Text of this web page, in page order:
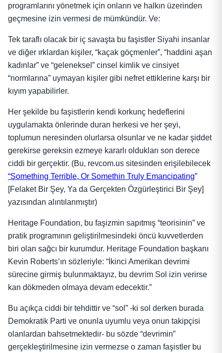
programlarını yönetmek için onların ve halkın üzerinden
geçmesine izin vermesi de mümkündür. Ve:
Tek taraflı olacak bir iç savaşta bu faşistler Siyahi insanlar
ve diğer ırklardan kişiler, “kaçak göçmenler”, “haddini aşan
kadınlar” ve “geleneksel” cinsel kimlik ve cinsiyet
“normlarına” uymayan kişiler gibi nefret ettiklerine karşı bir
kıyım yapabilirler.
Her şekilde bu faşistlerin kendi korkunç hedeflerini
uygulamakta önlerinde duran herkesi ve her şeyi,
toplumun neresinden olurlarsa olsunlar ve ne kadar şiddet
gerekirse gereksin ezmeye kararlı oldukları son derece
ciddi bir gerçektir. (Bu, revcom.us sitesinden erişilebilecek
“Something Terrible, Or Somethin Truly Emancipating”
[Felaket Bir Şey, Ya da Gerçekten Özgürleştirici Bir Şey]
yazısından alıntılanmıştır)
Heritage Foundation, bu faşizmin sapıtmış “teorisinin” ve
pratik programının geliştirilmesindeki öncü kuvvetlerden
biri olan sağcı bir kurumdur. Heritage Foundation başkanı
Kevin Roberts’ın sözleriyle: “İkinci Amerikan devrimi
sürecine girmiş bulunmaktayız, bu devrim Sol izin verirse
kan dökmeden olmaya devam edecektir.”
Bu açıkça ciddi bir tehdittir ve “sol” -ki sol derken burada
Demokratik Parti ve onunla uyumlu veya onun takipçisi
olanlardan bahsetmektedir- bu sözde “devrimin”
gerçekleştirilmesine izin vermezse o zaman faşistler bu